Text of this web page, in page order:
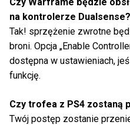
na kontrolerze Dualsense?
Tak! sprzężenie zwrotne
broni. Opcja „Enable
dostępna w ustawieniach,
funkcję.
Czy trofea z PS4 zostaną
Twój postęp zostanie